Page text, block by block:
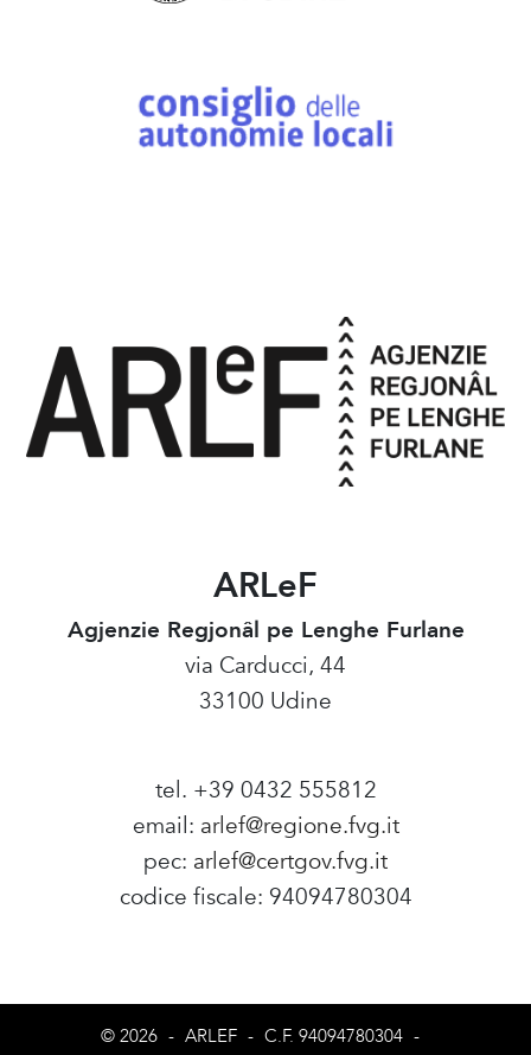
ARLeF
Agjenzie Regjonâl pe Lenghe Furlane
via Carducci, 44
33100 Udine
tel. +39 0432 555812
email: arlef@regione.fvg.it
pec: arlef@certgov.fvg.it
codice fiscale: 94094780304
© 2026 - ARLEF - C.F. 94094780304 -